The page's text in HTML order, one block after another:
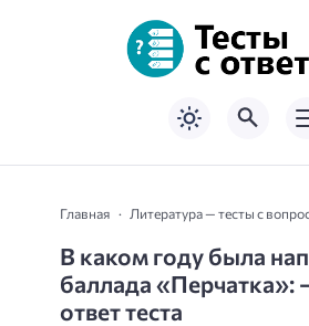
Главная Литература — тесты с
В каком году была
баллада «Перчатка»:
ответ теста